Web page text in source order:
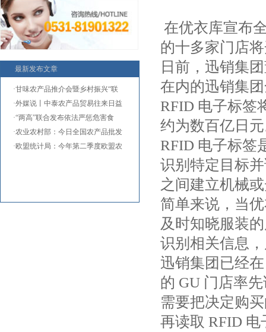
最新发布文章
·甘味农产品推介会暨乡村振兴“联
·外媒说丨中泰农产品贸易往来日益
·“两高”联合发布依法严惩危害食
·农业农村部：今日全国农产品批发
·欧盟统计局：今年第二季度欧盟农
在优衣库宣布
的十多家门店
日前，迅销集
在内的迅销集
RFID 电子标签
约为数百亿日
RFID 电子标签
识别特定目标
之间建立机械
简单来说，当
及时知晓服装
识别相关信息
迅销集团已经
的 GU 门店率
需要把决定购
再读取 RFID